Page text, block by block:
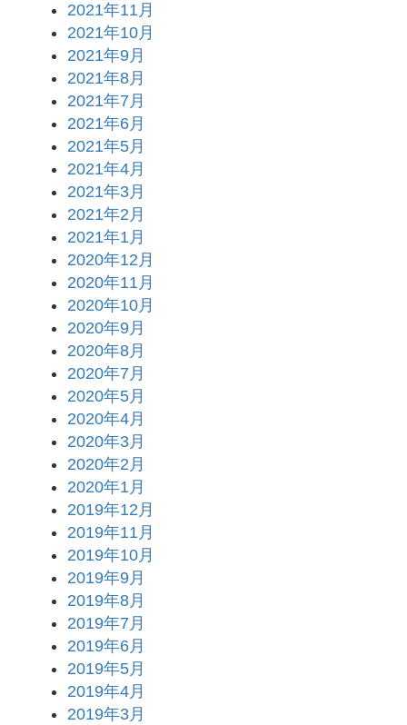
2021年11月
2021年10月
2021年9月
2021年8月
2021年7月
2021年6月
2021年5月
2021年4月
2021年3月
2021年2月
2021年1月
2020年12月
2020年11月
2020年10月
2020年9月
2020年8月
2020年7月
2020年5月
2020年4月
2020年3月
2020年2月
2020年1月
2019年12月
2019年11月
2019年10月
2019年9月
2019年8月
2019年7月
2019年6月
2019年5月
2019年4月
2019年3月